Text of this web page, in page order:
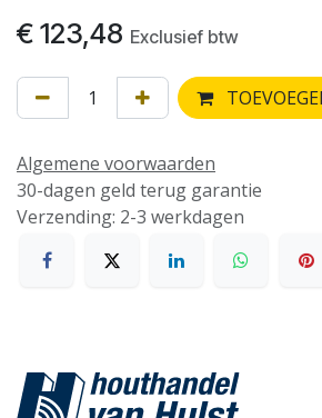
€ 123,48 Exclusief btw
Algemene voorwaarden
30-dagen geld terug garantie
Verzending: 2-3 werkdagen